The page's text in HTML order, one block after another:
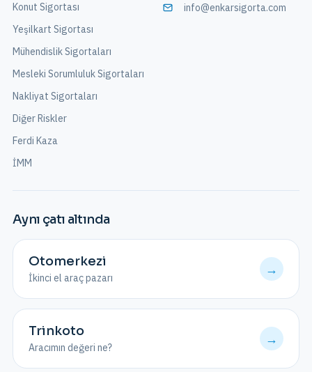
Konut Sigortası
Yeşilkart Sigortası
Mühendislik Sigortaları
Mesleki Sorumluluk Sigortaları
Nakliyat Sigortaları
Diğer Riskler
Ferdi Kaza
İMM
info@enkarsigorta.com
Aynı çatı altında
Otomerkezi
İkinci el araç pazarı
→
Trinkoto
Aracımın değeri ne?
→